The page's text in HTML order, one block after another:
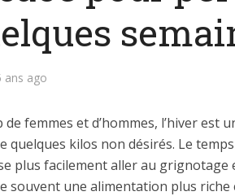
ans ago
femmes et d’hommes, l’hiver est
kilos non désirés. Le
plus facilement aller au grignotage
souvent une alimentation plus riche